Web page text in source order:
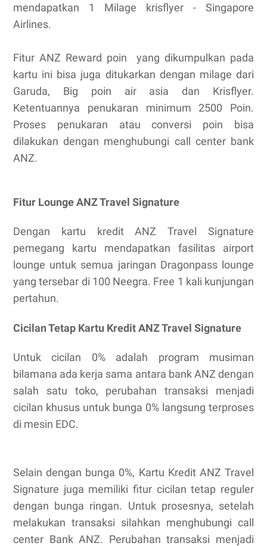
mendapatkan 1 Milage krisflyer - Singapore
Airlines.
Fitur ANZ Reward poin yang dikumpulkan pada
kartu ini bisa juga ditukarkan dengan milage dari
Garuda, Big poin air asia dan Krisflyer.
Ketentuannya penukaran minimum 2500 Poin.
Proses penukaran atau conversi poin bisa
dilakukan dengan menghubungi call center bank
ANZ.
Fitur Lounge ANZ Travel Signature
Dengan kartu kredit ANZ Travel Signature
pemegang kartu mendapatkan fasilitas airport
lounge untuk semua jaringan Dragonpass lounge
yang tersebar di 100 Neegra. Free 1 kali kunjungan
pertahun.
Cicilan Tetap Kartu Kredit ANZ Travel Signature
Untuk cicilan 0% adalah program musiman
bilamana ada kerja sama antara bank ANZ dengan
salah satu toko, perubahan transaksi menjadi
cicilan khusus untuk bunga 0% langsung terproses
di mesin EDC.
Selain dengan bunga 0%, Kartu Kredit ANZ Travel
Signature juga memiliki fitur cicilan tetap reguler
dengan bunga ringan. Untuk prosesnya, setelah
melakukan transaksi silahkan menghubungi call
center Bank ANZ. Perubahan transaksi menjadi